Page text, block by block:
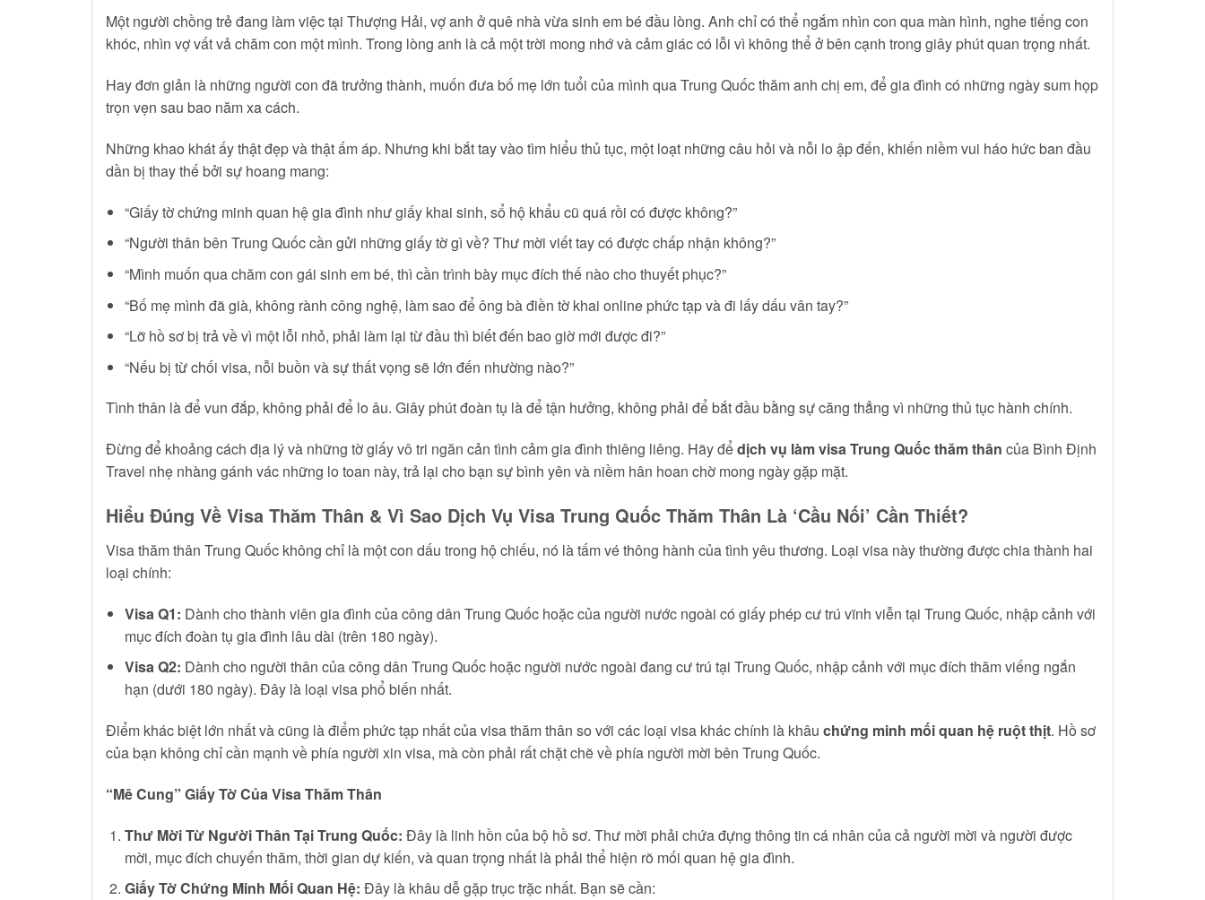
Một người chồng trẻ đang làm việc tại Thượng Hải, vợ anh ở quê nhà vừa sinh em bé đầu lòng. Anh chỉ có thể ngắm nhìn con qua màn hình, nghe tiếng con
khóc, nhìn vợ vất vả chăm con một mình. Trong lòng anh là cả một trời mong nhớ và cảm giác có lỗi vì không thể ở bên cạnh trong giây phút quan trọng nhất.
Hay đơn giản là những người con đã trưởng thành, muốn đưa bố mẹ lớn tuổi của mình qua Trung Quốc thăm anh chị em, để gia đình có những ngày sum họp
trọn vẹn sau bao năm xa cách.
Những khao khát ấy thật đẹp và thật ấm áp. Nhưng khi bắt tay vào tìm hiểu thủ tục, một loạt những câu hỏi và nỗi lo ập đến, khiến niềm vui háo hức ban đầu
dần bị thay thế bởi sự hoang mang:
“Giấy tờ chứng minh quan hệ gia đình như giấy khai sinh, sổ hộ khẩu cũ quá rồi có được không?”
“Người thân bên Trung Quốc cần gửi những giấy tờ gì về? Thư mời viết tay có được chấp nhận không?”
“Mình muốn qua chăm con gái sinh em bé, thì cần trình bày mục đích thế nào cho thuyết phục?”
“Bố mẹ mình đã già, không rành công nghệ, làm sao để ông bà điền tờ khai online phức tạp và đi lấy dấu vân tay?”
“Lỡ hồ sơ bị trả về vì một lỗi nhỏ, phải làm lại từ đầu thì biết đến bao giờ mới được đi?”
“Nếu bị từ chối visa, nỗi buồn và sự thất vọng sẽ lớn đến nhường nào?”
Tình thân là để vun đắp, không phải để lo âu. Giây phút đoàn tụ là để tận hưởng, không phải để bắt đầu bằng sự căng thẳng vì những thủ tục hành chính.
Đừng để khoảng cách địa lý và những tờ giấy vô tri ngăn cản tình cảm gia đình thiêng liêng. Hãy đểdịch vụ làm visa Trung Quốc thăm thân của Bình Định
Travel nhẹ nhàng gánh vác những lo toan này, trả lại cho bạn sự bình yên và niềm hân hoan chờ mong ngày gặp mặt.
Hiểu Đúng Về Visa Thăm Thân & Vì Sao Dịch Vụ Visa Trung Quốc Thăm Thân Là ‘Cầu Nối’ Cần Thiết?
Visa thăm thân Trung Quốc không chỉ là một con dấu trong hộ chiếu, nó là tấm vé thông hành của tình yêu thương. Loại visa này thường được chia thành hai
loại chính:
Visa Q1: Dành cho thành viên gia đình của công dân Trung Quốc hoặc của người nước ngoài có giấy phép cư trú vĩnh viễn tại Trung Quốc, nhập cảnh với
mục đích đoàn tụ gia đình lâu dài (trên 180 ngày).
Visa Q2: Dành cho người thân của công dân Trung Quốc hoặc người nước ngoài đang cư trú tại Trung Quốc, nhập cảnh với mục đích thăm viếng ngắn
hạn (dưới 180 ngày). Đây là loại visa phổ biến nhất.
Điểm khác biệt lớn nhất và cũng là điểm phức tạp nhất của visa thăm thân so với các loại visa khác chính là khâu chứng minh mối quan hệ ruột thịt. Hồ sơ
của bạn không chỉ cần mạnh về phía người xin visa, mà còn phải rất chặt chẽ về phía người mời bên Trung Quốc.
“Mê Cung” Giấy Tờ Của Visa Thăm Thân
Thư Mời Từ Người Thân Tại Trung Quốc: Đây là linh hồn của bộ hồ sơ. Thư mời phải chứa đựng thông tin cá nhân của cả người mời và người được
mời, mục đích chuyến thăm, thời gian dự kiến, và quan trọng nhất là phải thể hiện rõ mối quan hệ gia đình.
Giấy Tờ Chứng Minh Mối Quan Hệ: Đây là khâu dễ gặp trục trặc nhất. Bạn sẽ cần: